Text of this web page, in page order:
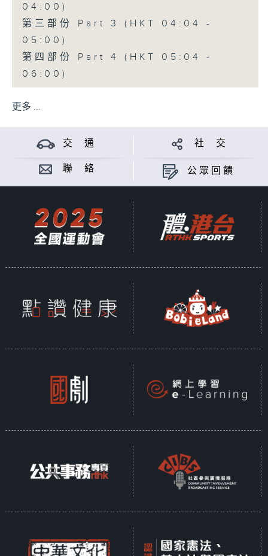
04:00)
第三部份 Part 3 (HKT 04:04 -
05:00)
第四部份 Part 4 (HKT 05:04 -
06:00)
更多 ...
交 通 社 交
聯 絡 公眾回饋